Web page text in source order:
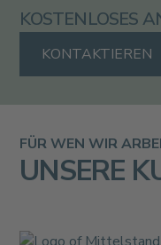
KOSTENLOSES
FÜR WEN WIR
UNSERE